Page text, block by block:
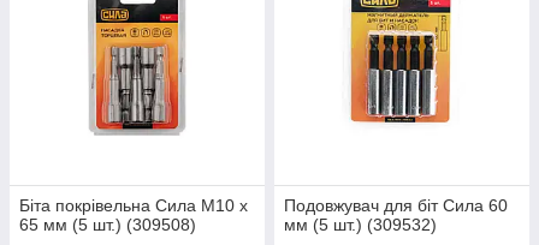
Біта покрівельна Сила M10 x
65 мм (5 шт.) (309508)
Подовжувач для біт Сила 60
мм (5 шт.) (309532)